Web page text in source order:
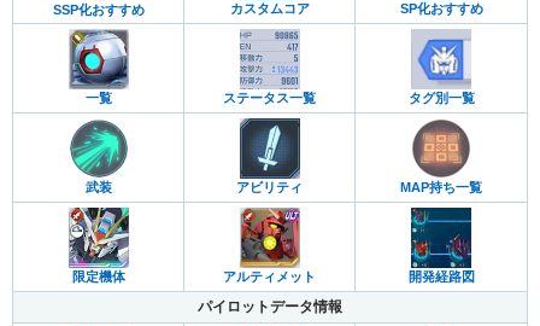
SSP化おすすめ カスタムコア SP化おすすめ
一覧 ステータス一覧 タグ別一覧
武装 アビリティ MAP持ち一覧
限定機体 アルティメット 開発経路図
パイロットデータ情報